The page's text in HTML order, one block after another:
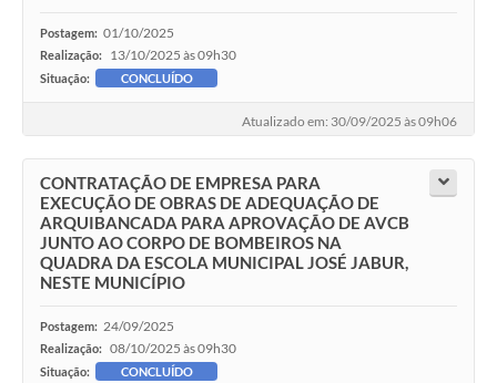
Postagem: 01/10/2025
Realização: 13/10/2025 às 09h30
Situação: CONCLUÍDO
Atualizado em: 30/09/2025 às 09h06
CONTRATAÇÃO DE EMPRESA PARA
EXECUÇÃO DE OBRAS DE ADEQUAÇÃO DE
ARQUIBANCADA PARA APROVAÇÃO DE AVCB
JUNTO AO CORPO DE BOMBEIROS NA
QUADRA DA ESCOLA MUNICIPAL JOSÉ JABUR,
NESTE MUNICÍPIO
Postagem: 24/09/2025
Realização: 08/10/2025 às 09h30
Situação: CONCLUÍDO